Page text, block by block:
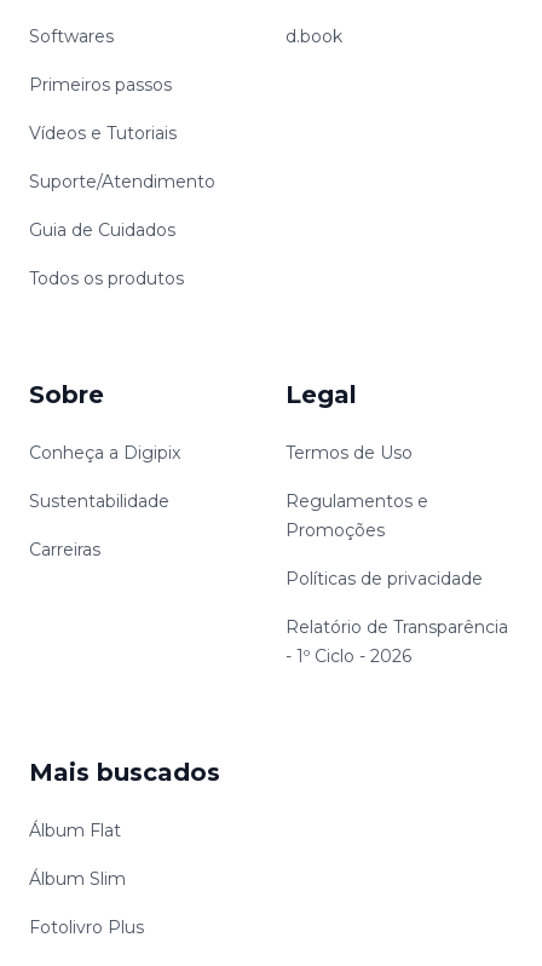
Softwares
Primeiros passos
Vídeos e Tutoriais
Suporte/Atendimento
Guia de Cuidados
Todos os produtos
Sobre
Conheça a Digipix
Sustentabilidade
Carreiras
d.book
Legal
Termos de Uso
Regulamentos e
Promoções
Políticas de privacidade
Relatório de Transparência
- 1º Ciclo - 2026
Mais buscados
Álbum Flat
Álbum Slim
Fotolivro Plus